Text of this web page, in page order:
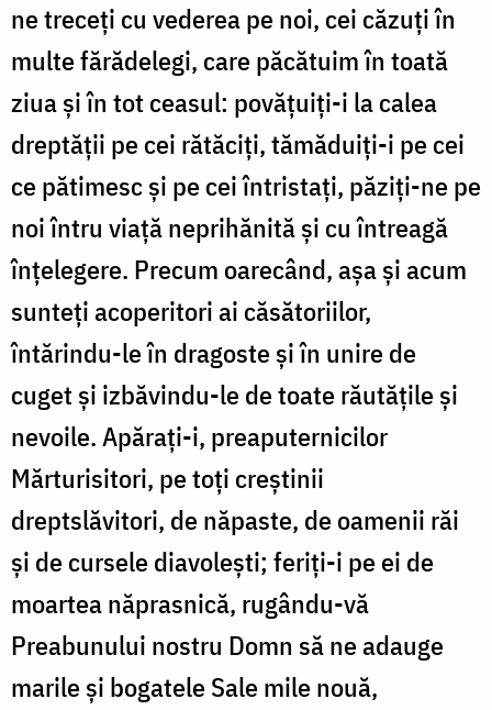
ne treceţi cu vederea pe noi, cei căzuţi în
multe fărădelegi, care păcătuim în toată
ziua şi în tot ceasul: povăţuiţi-i la calea
dreptăţii pe cei rătăciţi, tămăduiţi-i pe cei
ce pătimesc şi pe cei întristaţi, păziţi-ne pe
noi întru viaţă neprihănită şi cu întreagă
înţelegere. Precum oarecând, aşa şi acum
sunteţi acoperitori ai căsătoriilor,
întărindu-le în dragoste şi în unire de
cuget şi izbăvindu-le de toate răutăţile şi
nevoile. Apăraţi-i, preaputernicilor
Mărturisitori, pe toţi creştinii
dreptslăvitori, de năpaste, de oamenii răi
şi de cursele diavoleşti; feriţi-i pe ei de
moartea năprasnică, rugându-vă
Preabunului nostru Domn să ne adauge
marile şi bogatele Sale mile nouă,